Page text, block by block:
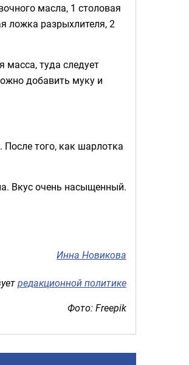
масла, 1 столовая
ложка разрыхлителя, 2
масса, туда следует
добавить муку и
После того, как шарлотка
Вкус очень насыщенный.
Инна Новикова
редакционной политике
Фото: Freepik